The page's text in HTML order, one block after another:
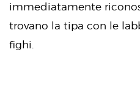
immediatamente
trovano la tipa con le
fighi.